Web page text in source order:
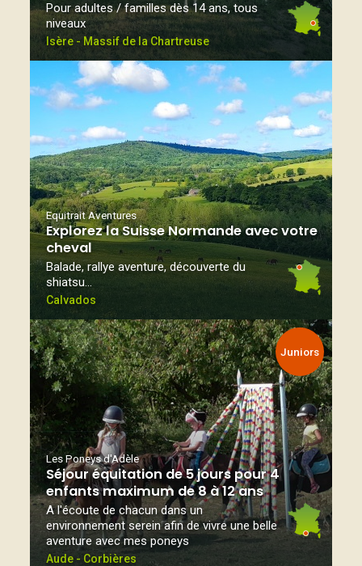
Pour adultes / familles dès 14 ans, tous
niveaux
Isère - Massif de la Chartreuse
Equitrait Aventures
Explorez la Suisse Normande avec votre
cheval
Balade, rallye aventure, découverte du
shiatsu…
Calvados
Juniors
Les Poneys d'Adèle
Séjour équitation de 5 jours pour 4
enfants maximum de 8 à 12 ans
A l'écoute de chacun dans un
environnement serein afin de vivre une belle
aventure avec mes poneys
Aude - Corbières